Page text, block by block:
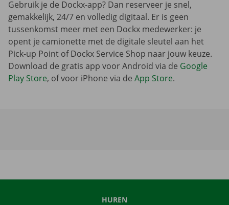
Gebruik je de Dockx-app? Dan reserveer je snel,
gemakkelijk, 24/7 en volledig digitaal. Er is geen
tussenkomst meer met een Dockx medewerker: je
opent je camionette met de digitale sleutel aan het
Pick-up Point of Dockx Service Shop naar jouw keuze.
Download de gratis app voor Android via de Google
Play Store, of voor iPhone via de App Store.
HUREN